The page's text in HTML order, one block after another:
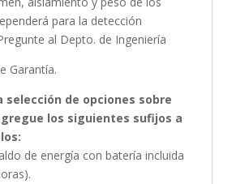
para la detección
al Depto. de Ingeniería
Garantía.
selección de opciones sobre
los siguientes sufijos a
de energía con batería incluida